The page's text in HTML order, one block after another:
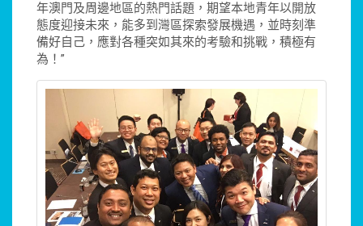
年澳門及周邊地區的熱門話題，期望本地青年以開放
態度迎接未來，能多到灣區探索發展機遇，並時刻準
備好自己，應對各種突如其來的考驗和挑戰，積極有
為！”